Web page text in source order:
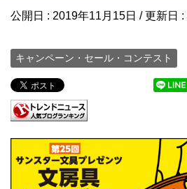
公開日 : 2019年11月15日 / 更新日 :
キャンペーン・セール・コンテスト